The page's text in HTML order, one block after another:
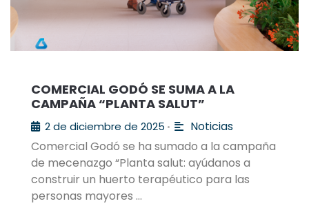
COMERCIAL GODÓ SE SUMA A LA
CAMPAÑA “PLANTA SALUT”
2 de diciembre de 2025 •
Noticias
Comercial Godó se ha sumado a la campaña
de mecenazgo “Planta salut: ayúdanos a
construir un huerto terapéutico para las
personas mayores …